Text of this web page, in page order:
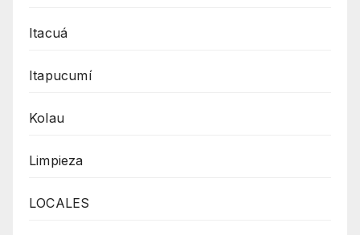
Itacuá
Itapucumí
Kolau
Limpieza
LOCALES